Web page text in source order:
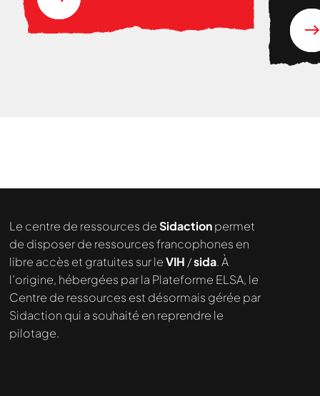
Le centre de ressources deSidactionpermet
de disposer de ressources francophones en
libre accès et gratuites sur leVIH /sida. À
l’origine, hébergées par la Plateforme ELSA, le
Centre de ressources est désormais gérée par
Sidaction qui a souhaité en reprendre le
pilotage.